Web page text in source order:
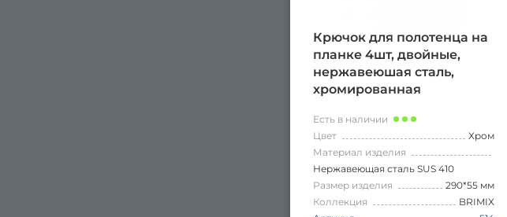
Крючок для полотенца на
планке 4шт, двойные,
нержавеюшая сталь,
хромированная
Есть в наличии
Цвет
Хром
Материал изделия
Нержавеющая сталь SUS 410
Размер изделия
290*55 мм
Коллекция
BRIMIX